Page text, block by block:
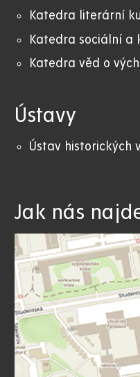
Katedra literární
Katedra sociální a
Katedra věd o
Ústavy
Ústav historických
Jak nás